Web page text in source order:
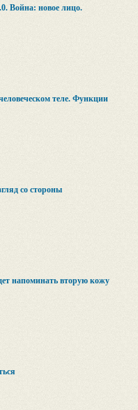
новое лицо.
теле. Функции
со стороны
напоминать вторую кожу